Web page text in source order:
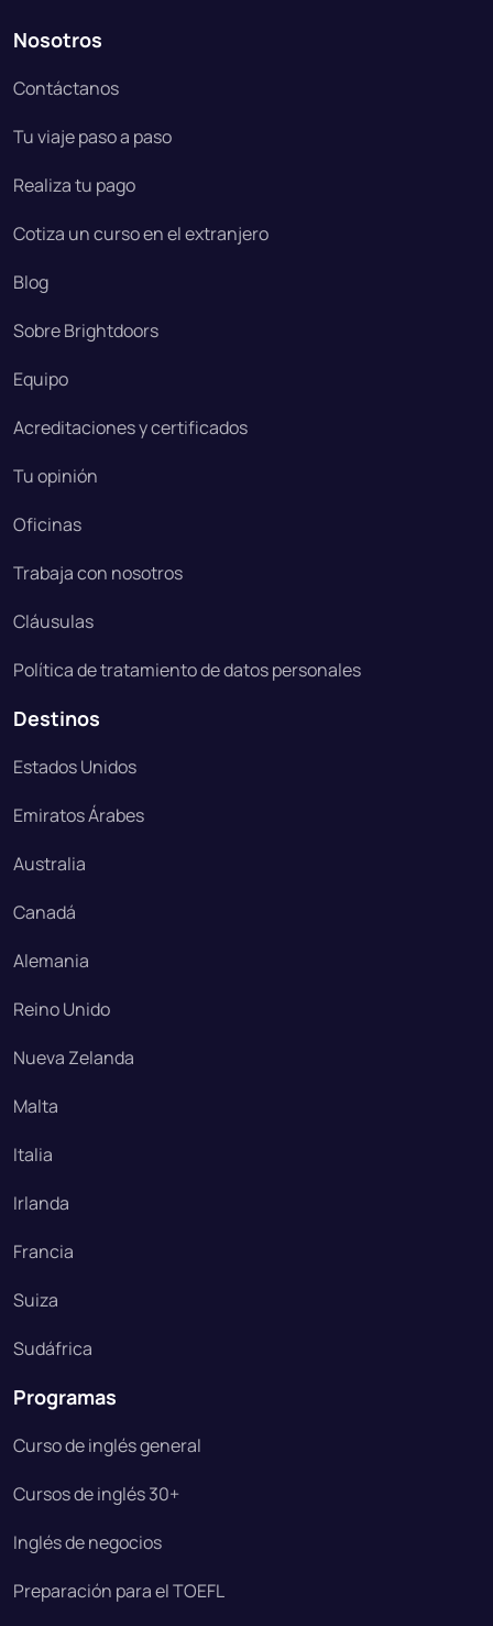
Nosotros
Contáctanos
Tu viaje paso a paso
Realiza tu pago
Cotiza un curso en el extranjero
Blog
Sobre Brightdoors
Equipo
Acreditaciones y certificados
Tu opinión
Oficinas
Trabaja con nosotros
Cláusulas
Política de tratamiento de datos personales
Destinos
Estados Unidos
Emiratos Árabes
Australia
Canadá
Alemania
Reino Unido
Nueva Zelanda
Malta
Italia
Irlanda
Francia
Suiza
Sudáfrica
Programas
Curso de inglés general
Cursos de inglés 30+
Inglés de negocios
Preparación para el TOEFL